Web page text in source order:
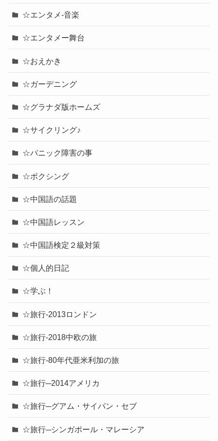
☆エンタメ-音楽
☆エンタメー舞台
☆おえかき
☆ガーデニング
☆グラナダ版ホームズ
☆サイクリング♪
☆パニック障害の事
☆ボクシング
☆中国語の話題
☆中国語レッスン
☆中国語検定２級対策
☆個人的日記
☆学ぶ！
☆旅行-2013ロンドン
☆旅行-2018中欧の旅
☆旅行-80年代亜米利加の旅
☆旅行─2014アメリカ
☆旅行─グアム・サイパン・セブ
☆旅行─シンガポール・マレーシア